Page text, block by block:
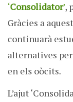
‘Consolidator’,
Gràcies a
continuarà
alternatives
en els oòcits.
L’ajut